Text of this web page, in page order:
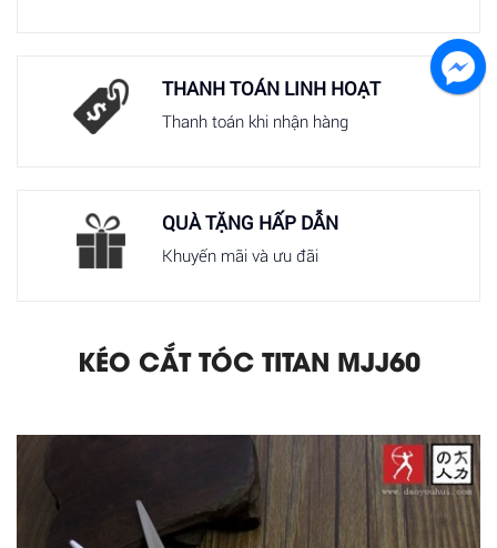
THANH TOÁN LINH HOẠT
Thanh toán khi nhận hàng
QUÀ TẶNG HẤP DẪN
Khuyến mãi và ưu đãi
KÉO CẮT TÓC TITAN MJJ60